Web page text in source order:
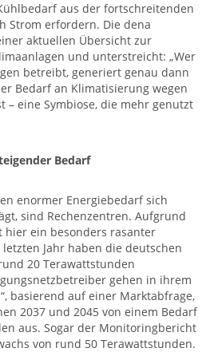
aus der fortschreitenden
Strom erfordern. Die dena
aktuellen Übersicht zur
und unterstreicht: „Wer
betreibt, generiert genau dann
Bedarf an Klimatisierung wegen
– eine Symbiose, die mehr genutzt
Bedarf
enormer Energiebedarf sich
sind Rechenzentren. Aufgrund
hier ein besonders rasanter
Jahr haben die deutschen
20 Terawattstunden
gehen in ihrem
basierend auf einer Marktabfrage,
2037 und 2045 von einem Bedarf
aus. Sogar der Monitoringbericht
von rund 50 Terawattstunden.